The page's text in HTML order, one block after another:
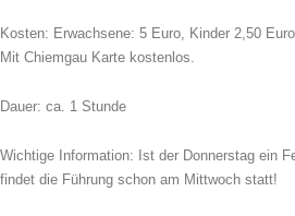
Kosten: Erwachsene: 5 Euro, Kinder 2,50 Euro
Mit Chiemgau Karte kostenlos.
Dauer: ca. 1 Stunde
Wichtige Information: Ist der Donnerstag ein
findet die Führung schon am Mittwoch statt!